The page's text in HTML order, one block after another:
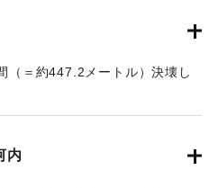
（＝約447.2メートル）決壊し
内